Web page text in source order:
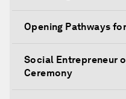
Opening Pathways
Social Entrepreneur
Ceremony